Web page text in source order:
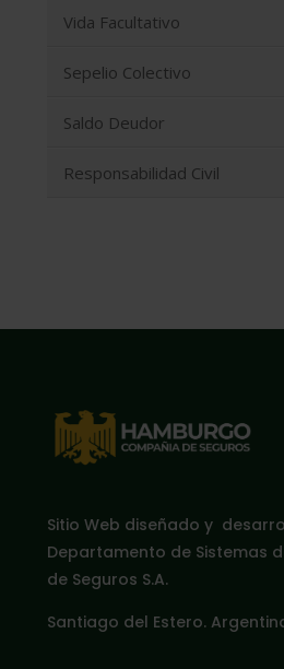
Vida Facultativo
Sepelio Colectivo
Saldo Deudor
Responsabilidad Civil
Sitio Web diseñado y
Departamento de Sistemas
de Seguros S.A.
Santiago del Estero.